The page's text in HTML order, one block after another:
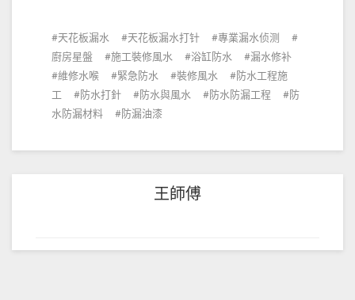
天花板漏水 天花板漏水打针
專業漏水侦测
廚房星盤
施工裝修風水 浴缸防水
漏水修补
維修水喉
緊急防水 裝修風水
防水工程施
工
防水打針 防水與風水 防水防漏工程
防
水防漏材料
防漏油漆
王師傅